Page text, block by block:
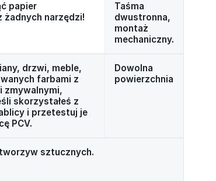
papier
żadnych narzędzi!
Taśma
dwustronna,
montaż
mechaniczny.
drzwi, meble,
farbami z
zmywalnymi,
skorzystałeś z
i przetestuj je
PCV.
Dowolna
powierzchnia
sztucznych.